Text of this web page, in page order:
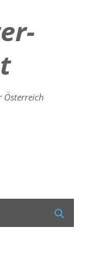
Österreich